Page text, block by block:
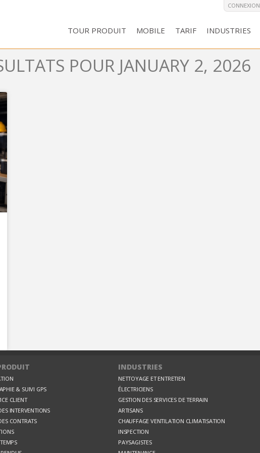
CONNEXION
TOUR PRODUIT MOBILE TARIF INDUSTRIES
POUR JANUARY 2, 2026
& SUIVI GPS
CLIENT
INTERVENTIONS
CONTRATS
INDUSTRIES
NETTOYAGE ET ENTRETIEN
ÉLECTRICIENS
GESTION DES SERVICES DE TERRAIN
ARTISANS
CHAUFFAGE VENTILATION CLIMATISATION
INSPECTION
PAYSAGISTES